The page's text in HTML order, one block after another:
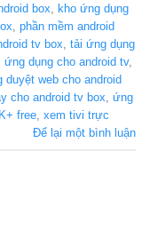
box
kho ứng dụng
phần mềm android
tv box tải ứng dụng
ứng dụng cho android tv,
duyệt web cho android
cho android tv box ứng
free xem tivi trực
Để lại một bình luận